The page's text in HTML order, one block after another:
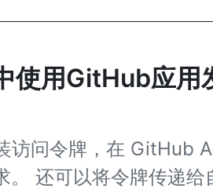
使用GitHub应用
访问令牌，在 GitHub
还可以将令牌传递给